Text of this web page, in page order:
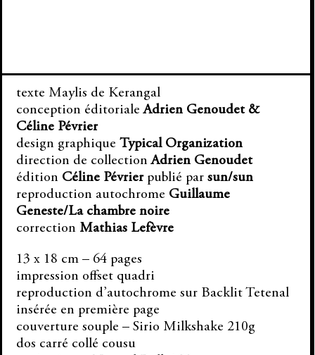
texte Maylis de Kerangal
conception éditorialeAdrien Genoudet &
Céline Pévrier
design graphique Typical Organization
direction de collectionAdrien Genoudet
édition Céline Pévrier publié par sun/sun
reproduction autochrome Guillaume
Geneste/La chambre noire
correction Mathias Lefèvre
13 x 18 cm – 64 pages
impression offset quadri
reproduction d’autochrome sur Backlit Tetenal
insérée en première page
couverture souple – Sirio Milkshake 210g
dos carré collé cousu